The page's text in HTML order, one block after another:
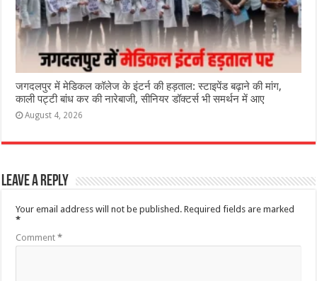
जगदलपुर में मेडिकल कॉलेज के इंटर्न की हड़ताल: स्टाइपेंड बढ़ाने की मांग,
काली पट्टी बांध कर की नारेबाजी, सीनियर डॉक्टर्स भी समर्थन में आए
August 4, 2026
Leave a Reply
Your email address will not be published. Required fields are marked
*
Comment*